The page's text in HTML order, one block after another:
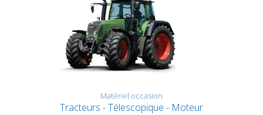
Matériel occasion
Tracteurs - Télescopique - Moteur